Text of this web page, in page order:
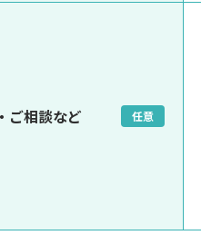
ご相談など 任意